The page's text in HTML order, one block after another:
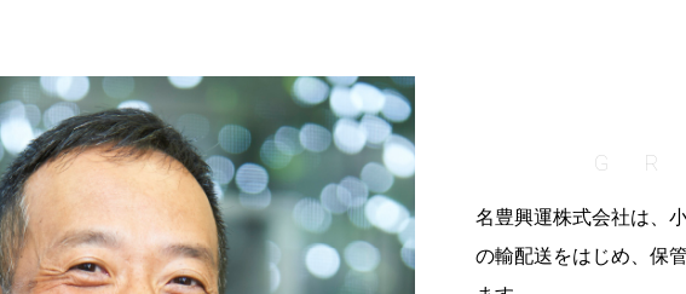
名豊興運株式会社は、
の輸配送をはじめ、保